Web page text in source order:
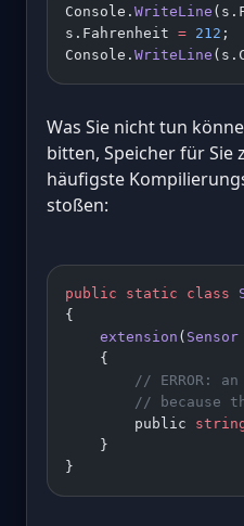
Console. WriteLine
s.Fahrenheit = 212 ;
Console. WriteLine
Was Sie nicht tun
bitten, Speicher für Sie
häufigste
stoßen:
public static class
{
    extension
( Sensor
    {
// ERROR:
// because
        public
    }
}